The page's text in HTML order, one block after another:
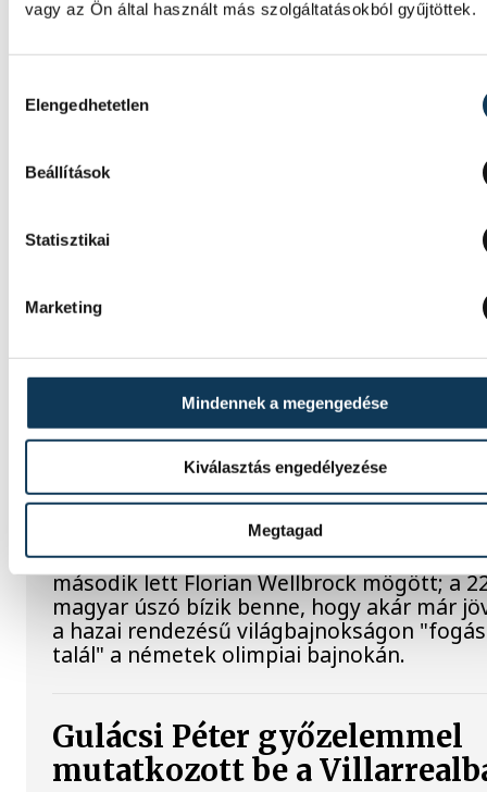
vagy az Ön által használt más szolgáltatásokból gyűjtöttek.
Elengedhetetlen
Beállítások
Statisztikai
Marketing
Mindennek a megengedése
Kiválasztás engedélyezése
Megtagad
kihívás elé állítja Veszprém zöldfelületeinek
fenntartását. A városvezetés kiemelt célja,
és felelősen gazdálkodjunk.
SPORT
Betlehem szerint az idő neki
dolgozik, jövőre hazai
környezetben találna fogást
Wellbrockon
A nyíltvízi úszó Betlehem Dávid a párizsi
bajnokságon a keddi 10 kilométeren
ezüstérmét követően, szerdán 5
második lett Florian Wellbrock mögött; a
magyar úszó bízik benne, hogy akár már
a hazai rendezésű világbajnokságon
talál" a németek olimpiai bajnokán.
Gulácsi Péter győzelemmel
mutatkozott be a